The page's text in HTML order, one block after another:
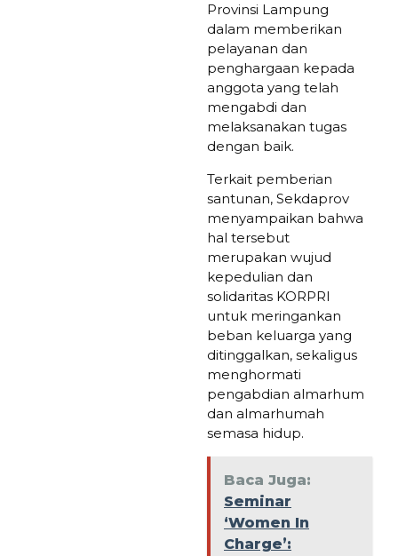
Provinsi Lampung
dalam memberikan
pelayanan dan
penghargaan kepada
anggota yang telah
mengabdi dan
melaksanakan tugas
dengan baik.
Terkait pemberian
santunan, Sekdaprov
menyampaikan bahwa
hal tersebut
merupakan wujud
kepedulian dan
solidaritas KORPRI
untuk meringankan
beban keluarga yang
ditinggalkan, sekaligus
menghormati
pengabdian almarhum
dan almarhumah
semasa hidup.
Baca Juga:
Seminar
‘Women In
Charge’: